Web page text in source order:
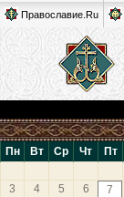
Православие.Ru
Пн Вт Ср Чт Пт
3
4 5 6 7